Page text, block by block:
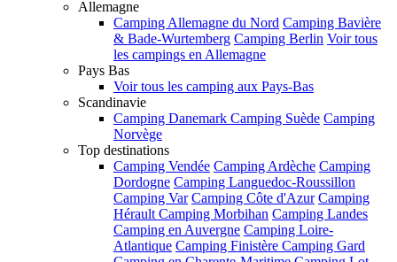
Allemagne
Camping Allemagne du Nord Camping Bavière
& Bade-Wurtemberg Camping Berlin Voir tous
les campings en Allemagne
Pays Bas
Voir tous les camping aux Pays-Bas
Scandinavie
Camping Danemark Camping Suède Camping
Norvège
Top destinations
Camping Vendée Camping Ardèche Camping
Dordogne Camping Languedoc-Roussillon
Camping Var Camping Côte d'Azur Camping
Hérault Camping Morbihan Camping Landes
Camping en Auvergne Camping Loire-
Atlantique Camping Finistère Camping Gard